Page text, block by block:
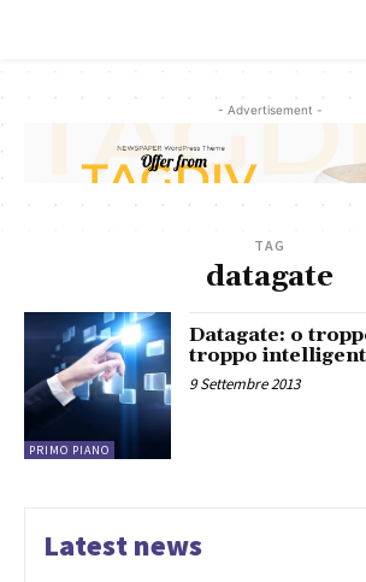
- Advertisement -
TAG
datagate
PRIMO PIANO
Datagate: o
troppo
9 Settembre 2013
Latest news